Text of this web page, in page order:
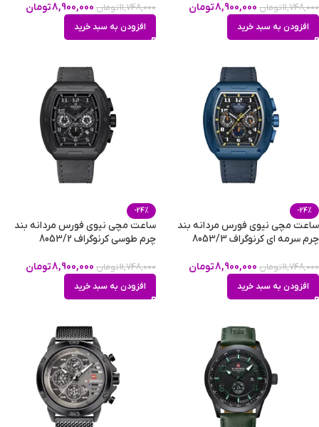
11,748,000تومان 8,900,000تومان
افزودن به سبد خرید
11,748,000تومان 8,900,000تومان
افزودن به سبد خرید
-24%
ساعت مچی نیوی فورس مردانه بند
چرم سرمه ای کرنوگراف 8053/3
11,748,000تومان 8,900,000تومان
افزودن به سبد خرید
-24%
ساعت مچی نیوی فورس مردانه بند
چرم طوسی کرنوگراف 8053/2
11,748,000تومان 8,900,000تومان
افزودن به سبد خرید